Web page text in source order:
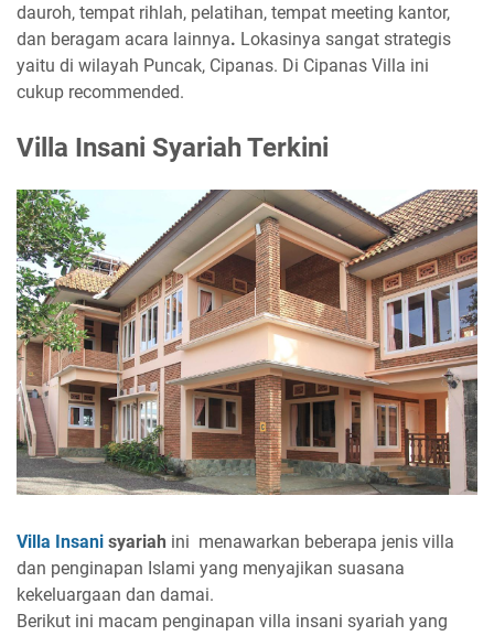
dauroh, tempat rihlah, pelatihan, tempat meeting kantor,
dan beragam acara lainnya. Lokasinya sangat strategis
yaitu di wilayah Puncak, Cipanas. Di Cipanas Villa ini
cukup recommended.
Villa Insani Syariah Terkini
Villa Insani syariah ini menawarkan beberapa jenis villa
dan penginapan Islami yang menyajikan suasana
kekeluargaan dan damai.
Berikut ini macam penginapan villa insani syariah yang